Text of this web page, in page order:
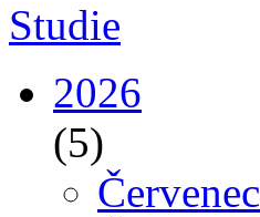
Studie
2026
(5)
Červenec